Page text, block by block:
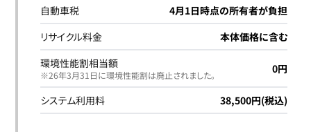
自動車税
4月1日時点の所有者が負担
リサイクル料金
本体価格に含む
環境性能割相当額
※26年3月31日に環境性能割は廃止されました｡ 0円
システム利用料 38,500円(税込)